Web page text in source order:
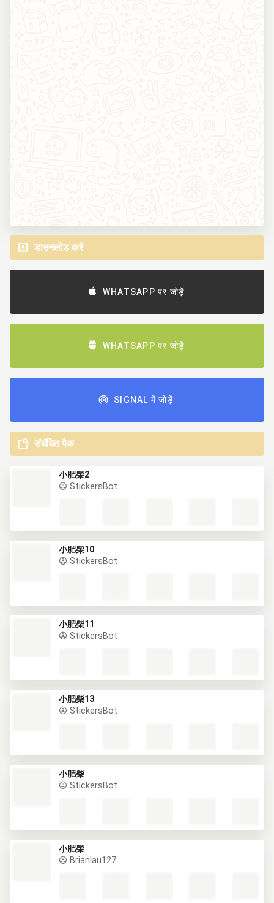
डाउनलोड करें
WHATSAPP पर जोड़ें
WHATSAPP पर जोड़ें
SIGNAL में जोड़ें
संबंधित पैक
小肥柴2
StickersBot
小肥柴10
StickersBot
小肥柴11
StickersBot
小肥柴13
StickersBot
小肥柴
StickersBot
小肥柴
Brianlau127